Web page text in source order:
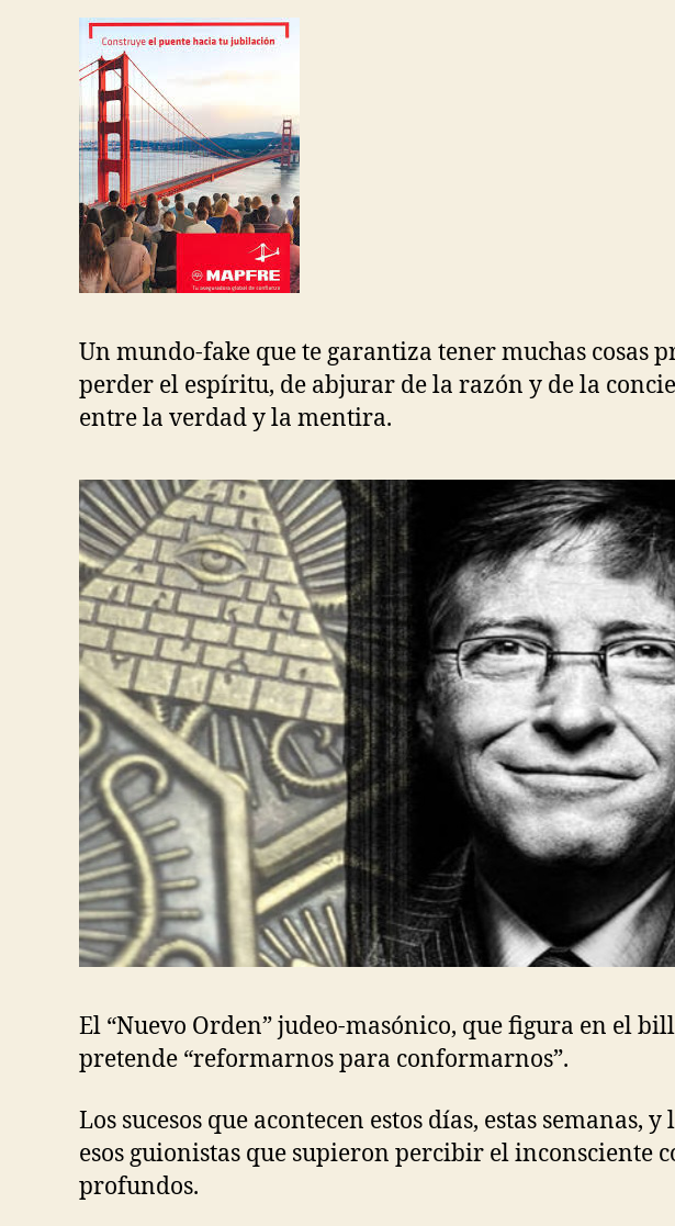
Un mundo-fake que te garantiza tener muchas cosas
perder el espíritu, de abjurar de la razón y de la
entre la verdad y la mentira.
El “Nuevo Orden” judeo-masónico, que figura en el
pretende “reformarnos para conformarnos”.
Los sucesos que acontecen estos días, estas
esos guionistas que supieron percibir el inconsciente
profundos.